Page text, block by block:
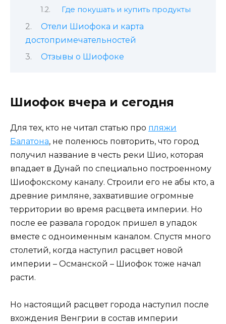
Где покушать и купить продукты
Отели Шиофока и карта
достопримечательностей
Отзывы о Шиофоке
Шиофок вчера и сегодня
Для тех, кто не читал статью про пляжи
Балатона, не поленюсь повторить, что город
получил название в честь реки Шио, которая
впадает в Дунай по специально построенному
Шиофокскому каналу. Строили его не абы кто, а
древние римляне, захватившие огромные
территории во время расцвета империи. Но
после ее развала городок пришел в упадок
вместе с одноименным каналом. Спустя много
столетий, когда наступил расцвет новой
империи – Османской – Шиофок тоже начал
расти.
Но настоящий расцвет города наступил после
вхождения Венгрии в состав империи